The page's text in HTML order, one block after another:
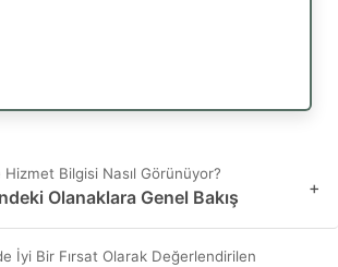
Bilgisi Nasıl Görünüyor?
Olanaklara Genel Bakış +
İyi Bir Fırsat Olarak Değerlendirilen